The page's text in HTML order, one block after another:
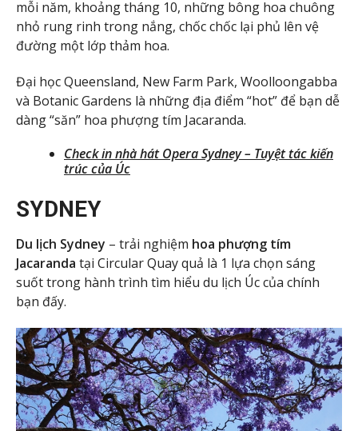
mỗi năm, khoảng tháng 10, những bông hoa chuông
nhỏ rung rinh trong nắng, chốc chốc lại phủ lên vệ
đường một lớp thảm hoa.
Đại học Queensland, New Farm Park, Woolloongabba
và Botanic Gardens là những địa điểm “hot” để bạn dễ
dàng “săn” hoa phượng tím Jacaranda.
Check in nhà hát Opera Sydney – Tuyệt tác kiến
trúc của Úc
SYDNEY
Du lịch Sydney – trải nghiệm hoa phượng tím
Jacaranda tại Circular Quay quả là 1 lựa chọn sáng
suốt trong hành trình tìm hiểu du lịch Úc của chính
bạn đấy.